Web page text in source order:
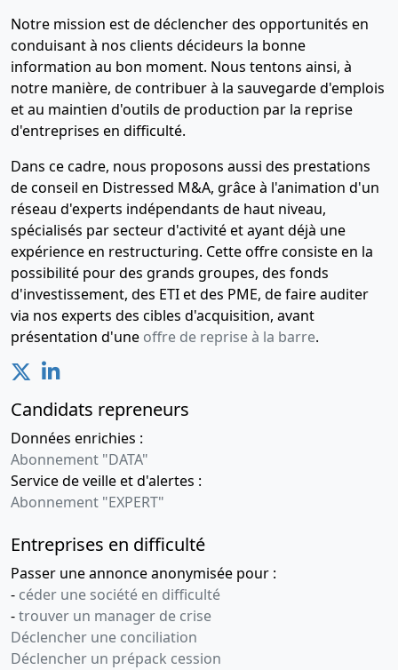
Notre mission est de déclencher des opportunités en
conduisant à nos clients décideurs la bonne
information au bon moment. Nous tentons ainsi, à
notre manière, de contribuer à la sauvegarde d'emplois
et au maintien d'outils de production par la reprise
d'entreprises en difficulté.
Dans ce cadre, nous proposons aussi des prestations
de conseil en Distressed M&A, grâce à l'animation d'un
réseau d'experts indépendants de haut niveau,
spécialisés par secteur d'activité et ayant déjà une
expérience en restructuring. Cette offre consiste en la
possibilité pour des grands groupes, des fonds
d'investissement, des ETI et des PME, de faire auditer
via nos experts des cibles d'acquisition, avant
présentation d'une offre de reprise à la barre.
Candidats repreneurs
Données enrichies :
Abonnement "DATA"
Service de veille et d'alertes :
Abonnement "EXPERT"
Entreprises en difficulté
Passer une annonce anonymisée pour :
- céder une société en difficulté
-trouver un manager de crise
Déclencher une conciliation
Déclencher un prépack cession